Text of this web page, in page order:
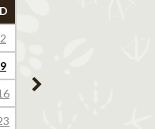
D
2
9
14